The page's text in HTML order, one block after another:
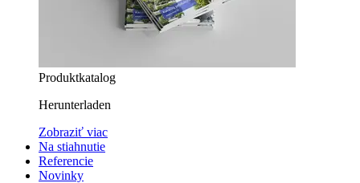
Produktkatalog
Herunterladen
Zobraziť viac
Na stiahnutie
Referencie
Novinky